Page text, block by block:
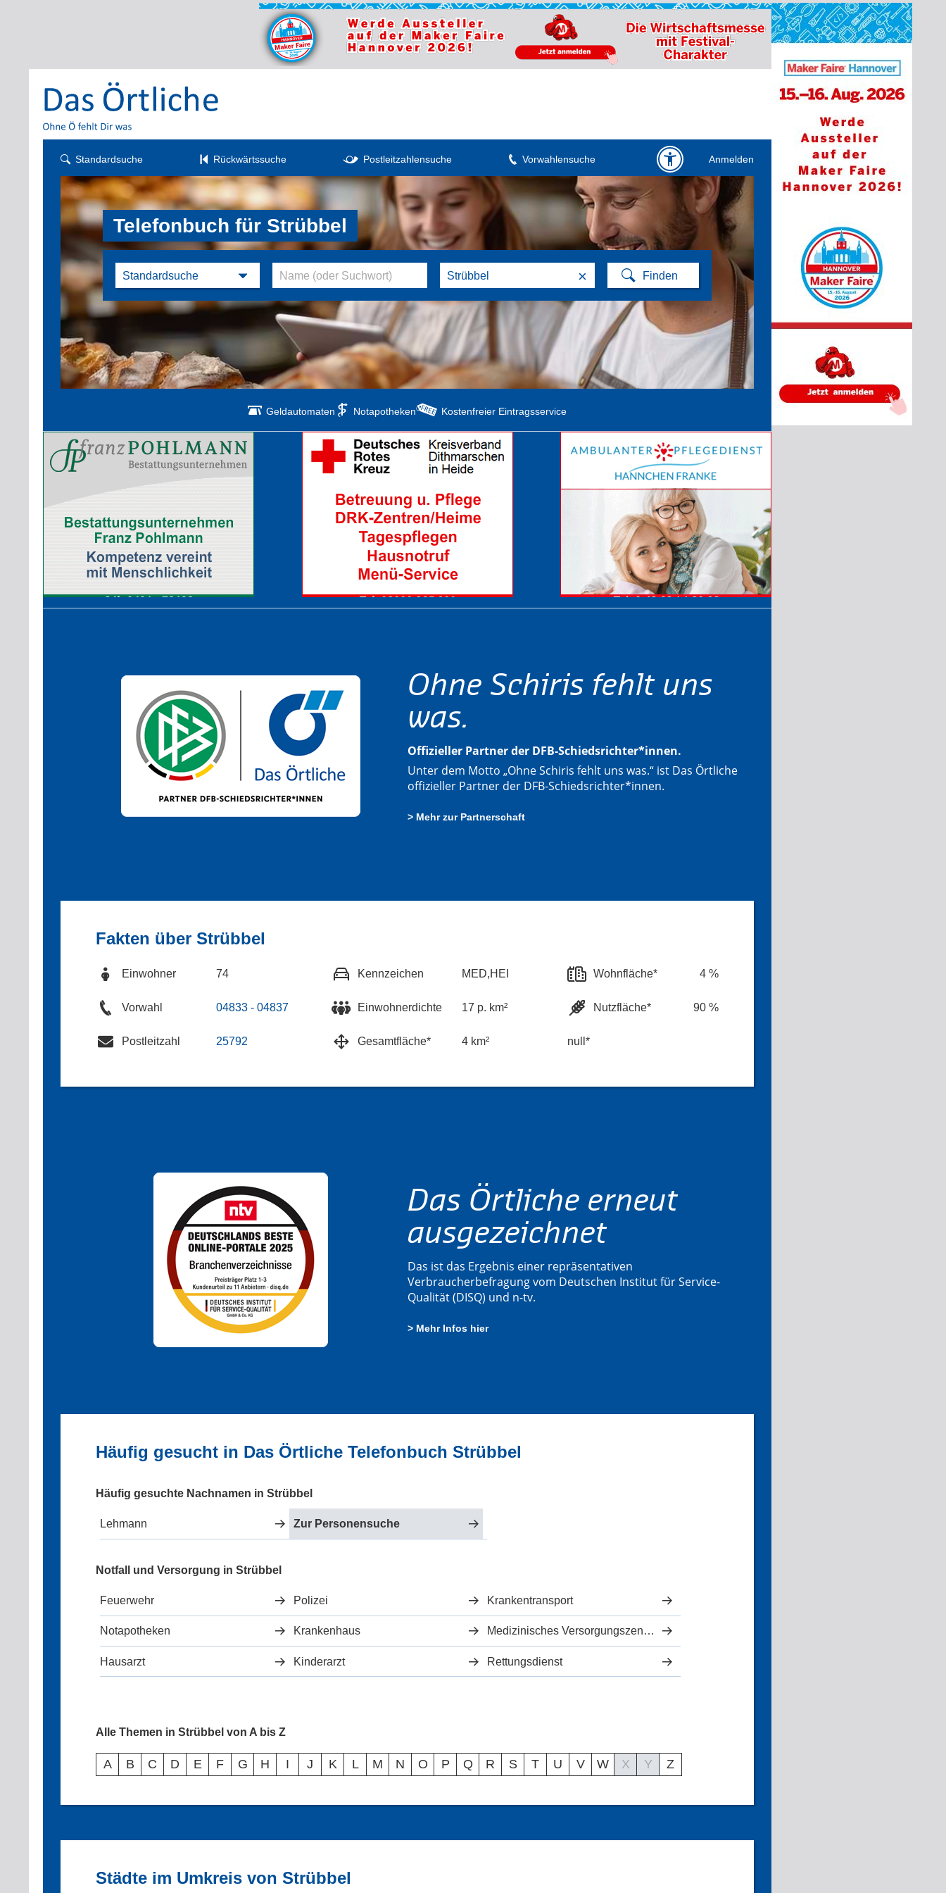
Standardsuche Rückwärtssuche Postleitzahlensuche Vorwahlensuche Anmelden
Telefonbuch für Strübbel
×
Geldautomaten Notapotheken Kostenfreier Eintragsservice
Ohne Schiris fehlt uns
was.
Offizieller Partner der DFB-Schiedsrichter*innen.
Unter dem Motto „Ohne Schiris fehlt uns was.“ ist Das Örtliche
offizieller Partner der DFB-Schiedsrichter*innen.
> Mehr zur Partnerschaft
Fakten über Strübbel
Einwohner 74
Vorwahl 04833 - 04837
Postleitzahl 25792
Kennzeichen MED,HEI
Einwohnerdichte 17 p. km²
Gesamtfläche* 4 km²
Wohnfläche* 4 %
Nutzfläche* 90 %
null*
Das Örtliche erneut
ausgezeichnet
Das ist das Ergebnis einer repräsentativen
Verbraucherbefragung vom Deutschen Institut für Service-
Qualität (DISQ) und n-tv.
> Mehr Infos hier
Häufig gesucht in Das Örtliche Telefonbuch Strübbel
Häufig gesuchte Nachnamen in Strübbel
Lehmann Zur Personensuche
Notfall und Versorgung in Strübbel
Feuerwehr Polizei Krankentransport
Notapotheken Krankenhaus Medizinisches Versorgungszentrum
Hausarzt Kinderarzt Rettungsdienst
Alle Themen in Strübbel von A bis Z
A B C D E F G H I J K L M N O P Q R S T U V W X Y Z
Städte im Umkreis von Strübbel